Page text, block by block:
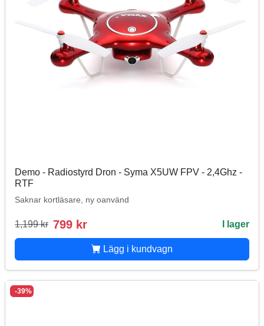
Demo - Radiostyrd Dron - Syma X5UW FPV - 2,4Ghz -
RTF
Saknar kortläsare, ny oanvänd
1,199 kr 799 kr I lager
Lägg i kundvagn
-39%